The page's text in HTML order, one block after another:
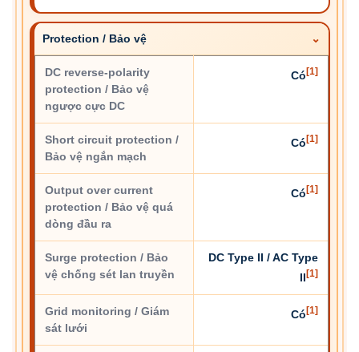
Protection / Bảo vệ
DC reverse-polarity
protection / Bảo vệ
ngược cực DC
Có [1]
Short circuit protection /
Bảo vệ ngắn mạch
Có [1]
Output over current
protection / Bảo vệ quá
dòng đầu ra
Có [1]
Surge protection / Bảo
vệ chống sét lan truyền
DC Type II / AC Type
II [1]
Grid monitoring / Giám
sát lưới
Có [1]